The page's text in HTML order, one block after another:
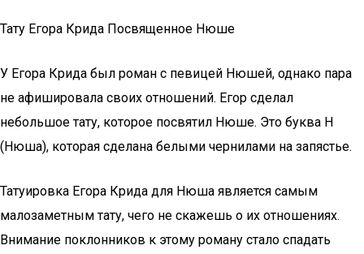
Тату Егора Крида Посвященное Нюше
У Егора Крида был роман с певицей Нюшей, однако пара
не афишировала своих отношений. Егор сделал
небольшое тату, которое посвятил Нюше. Это буква Н
(Нюша), которая сделана белыми чернилами на запястье.
Татуировка Егора Крида для Нюша является самым
малозаметным тату, чего не скажешь о их отношениях.
Внимание поклонников к этому роману стало спадать